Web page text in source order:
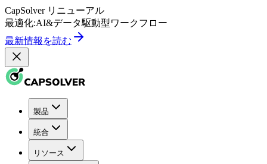
CapSolver リニューアル
最適化:AI&データ駆動型ワークフロー
最新情報を読む
製品
統合
リソース